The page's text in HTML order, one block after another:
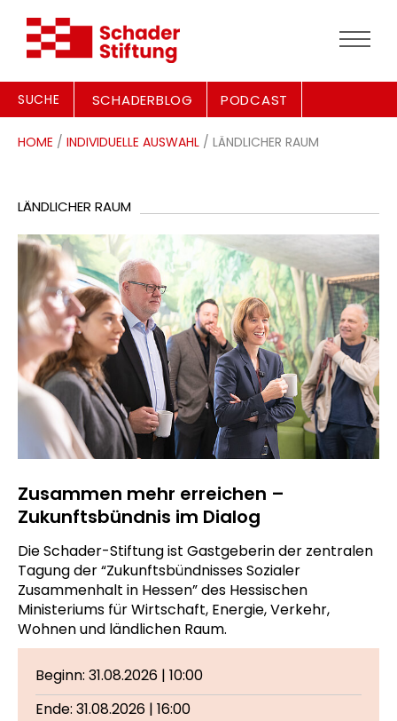
SUCHE SCHADERBLOG PODCAST
HOME / INDIVIDUELLE AUSWAHL / LÄNDLICHER RAUM
LÄNDLICHER RAUM
Zusammen mehr erreichen –
Zukunftsbündnis im Dialog
Die Schader-Stiftung ist Gastgeberin der zentralen
Tagung der “Zukunftsbündnisses Sozialer
Zusammenhalt in Hessen” des Hessischen
Ministeriums für Wirtschaft, Energie, Verkehr,
Wohnen und ländlichen Raum.
Beginn: 31.08.2026 | 10:00
Ende: 31.08.2026 | 16:00